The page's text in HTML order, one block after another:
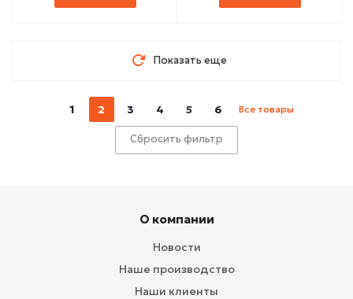
Показать еще
1 2 3 4 5 6 Все товары
Сбросить фильтр
О компании
Новости
Наше производство
Наши клиенты